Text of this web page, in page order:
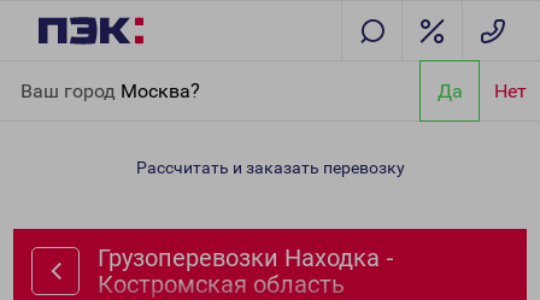
Ваш город Москва? Да Нет
Костромская область
Рассчитать и заказать перевозку
Грузоперевозки Находка -
Костромская область